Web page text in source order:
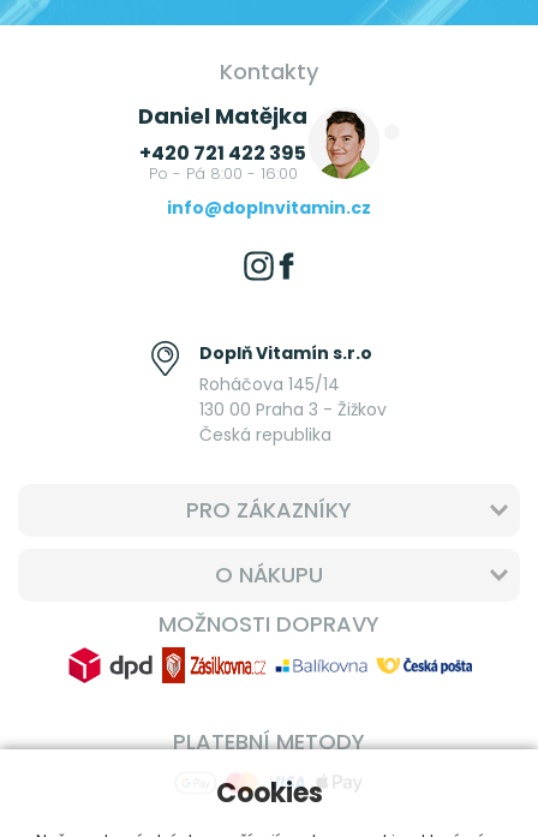
Kontakty
Daniel Matějka
+420 721 422 395
Po - Pá 8:00 - 16:00
info@doplnvitamin.cz
Doplň Vitamín s.r.o
Roháčova 145/14
130 00 Praha 3 - Žižkov
Česká republika
PRO ZÁKAZNÍKY
O NÁKUPU
MOŽNOSTI DOPRAVY
PLATEBNÍ METODY
Cookies